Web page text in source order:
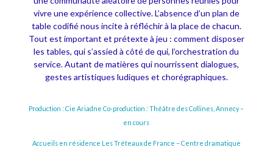
vivre une expérience collective. L’absence d’un plan de
table codifié nous incite à réfléchir à la place de chacun.
Tout est important et prétexte à jeu : comment disposer
les tables, qui s’assied à côté de qui, l’orchestration du
service. Autant de matières qui nourrissent dialogues,
gestes artistiques ludiques et chorégraphiques.
Production : Cie AriadneCo-production : Théâtre des Collines, Annecy –
en cours
Accueils en résidence Les Tréteaux de France – Centre dramatique